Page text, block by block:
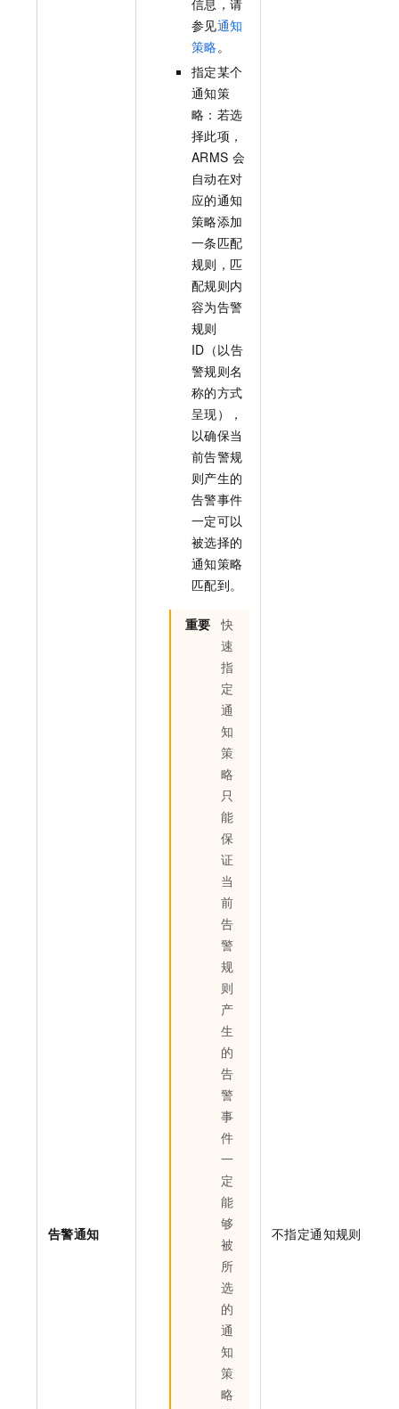
告警通知
参见通知
策略。
指定某个
通知策
略：若选
择此项，
ARMS 会
自动在对
应的通知
策略添加
一条匹配
规则，匹
配规则内
容为告警
规则
ID（以告
警规则名
称的方式
呈现），
以确保当
前告警规
则产生的
告警事件
一定可以
被选择的
通知策略
匹配到。
重要 快
速
指
定
通
知
策
略
只
能
保
证
当
前
告
警
规
则
产
生
的
告
警
事
件
一
定
能
够
被
所
选
的
通
知
策
略
不指定通知规则